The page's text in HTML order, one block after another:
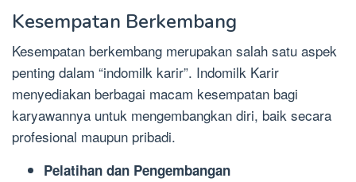
Kesempatan Berkembang
Kesempatan berkembang merupakan salah satu aspek
penting dalam “indomilk karir”. Indomilk Karir
menyediakan berbagai macam kesempatan bagi
karyawannya untuk mengembangkan diri, baik secara
profesional maupun pribadi.
Pelatihan dan Pengembangan